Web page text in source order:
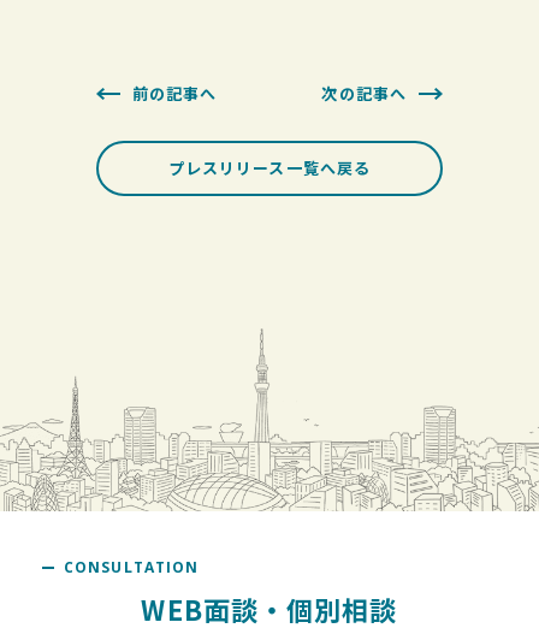
前の記事へ 次の記事へ
プレスリリース一覧へ戻る
CONSULTATION
WEB面談・個別相談